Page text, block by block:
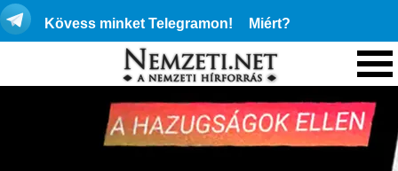
Kövess minket Telegramon! Miért?